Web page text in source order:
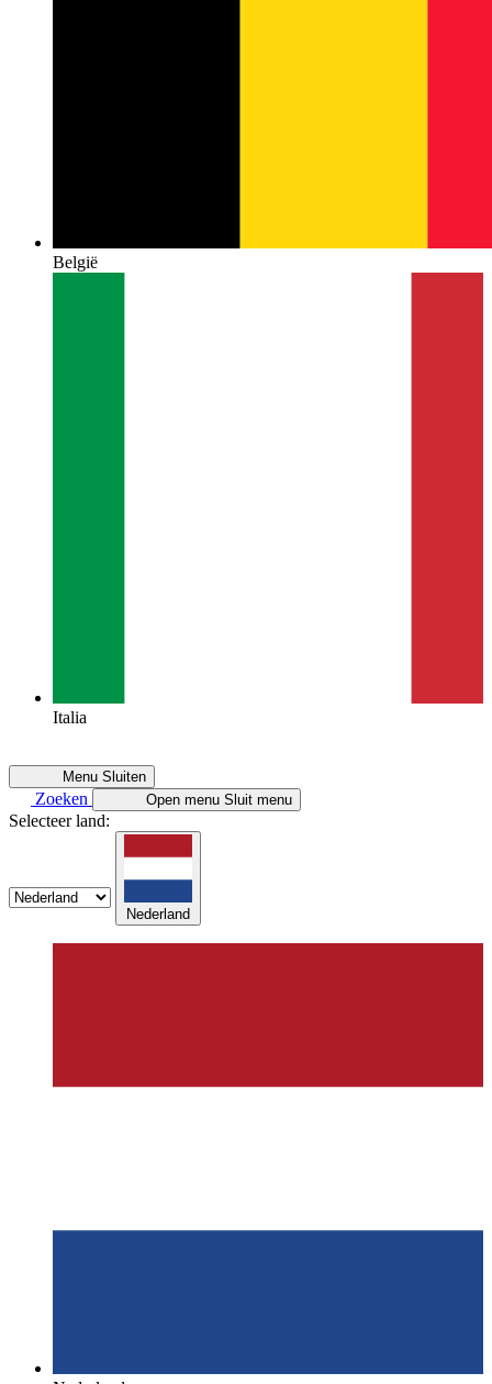
België
Italia
Menu Sluiten
Zoeken Open menu Sluit menu
Selecteer land:
Nederland